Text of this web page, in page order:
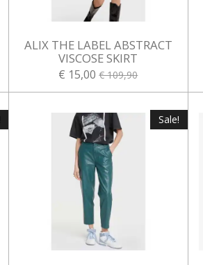
ALIX THE LABEL ABSTRACT
VISCOSE SKIRT
€ 15,00 € 109,90
Sale!